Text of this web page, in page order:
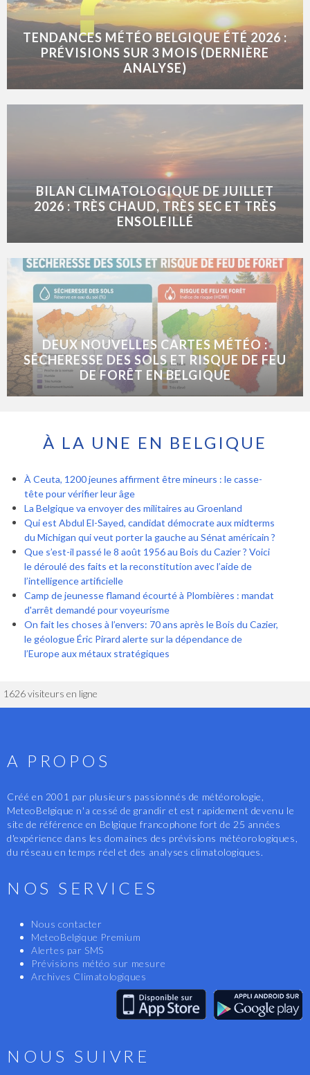
TENDANCES MÉTÉO BELGIQUE ÉTÉ 2026 :
PRÉVISIONS SUR 3 MOIS (DERNIÈRE
ANALYSE)
BILAN CLIMATOLOGIQUE DE JUILLET
2026 : TRÈS CHAUD, TRÈS SEC ET TRÈS
ENSOLEILLÉ
DEUX NOUVELLES CARTES MÉTÉO :
SÉCHERESSE DES SOLS ET RISQUE DE FEU
DE FORÊT EN BELGIQUE
À LA UNE EN BELGIQUE
À Ceuta, 1200 jeunes affirment être mineurs : le casse-
tête pour vérifier leur âge
La Belgique va envoyer des militaires au Groenland
Qui est Abdul El-Sayed, candidat démocrate aux midterms
du Michigan qui veut porter la gauche au Sénat américain ?
Que s’est-il passé le 8 août 1956 au Bois du Cazier ? Voici
le déroulé des faits et la reconstitution avec l’aide de
l’intelligence artificielle
Camp de jeunesse flamand écourté à Plombières : mandat
d'arrêt demandé pour voyeurisme
On fait les choses à l’envers: 70 ans après le Bois du Cazier,
le géologue Éric Pirard alerte sur la dépendance de
l’Europe aux métaux stratégiques
1626 visiteurs en ligne
A PROPOS
Créé en 2001 par plusieurs passionnés de météorologie,
MeteoBelgique n'a cessé de grandir et est rapidement devenu le
site de référence en Belgique francophone fort de 25 années
d'expérience dans les domaines des prévisions météorologiques,
du réseau en temps réel et des analyses climatologiques.
NOS SERVICES
Nous contacter
MeteoBelgique Premium
Alertes par SMS
Prévisions météo sur mesure
Archives Climatologiques
NOUS SUIVRE